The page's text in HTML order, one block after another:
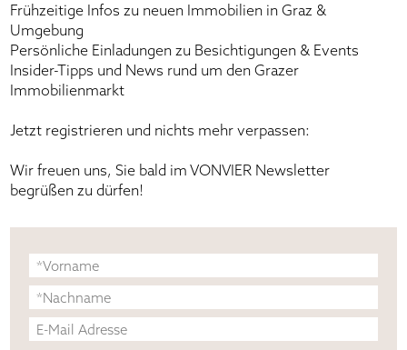
Frühzeitige Infos zu neuen Immobilien in Graz &
Umgebung
Persönliche Einladungen zu Besichtigungen & Events
Insider-Tipps und News rund um den Grazer
Immobilienmarkt
Jetzt registrieren und nichts mehr verpassen:
Wir freuen uns, Sie bald im VONVIER Newsletter
begrüßen zu dürfen!